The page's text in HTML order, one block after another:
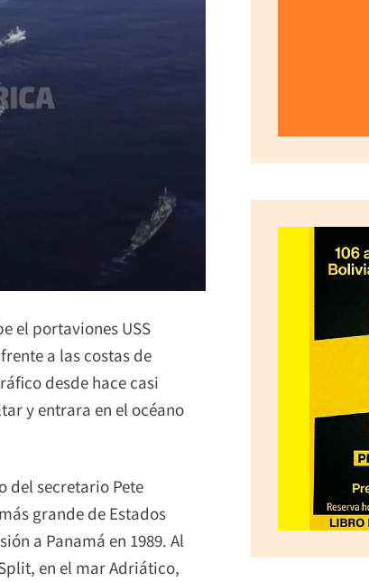
el portaviones USS
a las costas de
desde hace casi
y entrara en el océano
del secretario Pete
grande de Estados
a Panamá en 1989. Al
en el mar Adriático,